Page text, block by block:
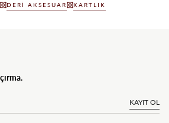
DERI AKSESUAR KARTLIK
KAYIT OL